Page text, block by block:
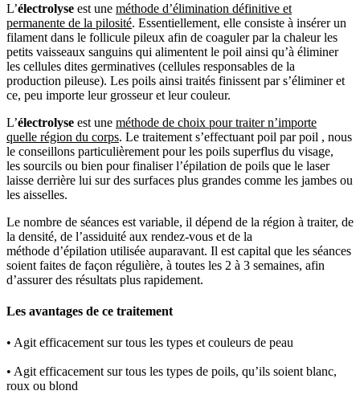
L’électrolyse est une méthode d’élimination définitive et
permanente de la pilosité. Essentiellement, elle consiste à insérer un
filament dans le follicule pileux afin de coaguler par la chaleur les
petits vaisseaux sanguins qui alimentent le poil ainsi qu’à éliminer
les cellules dites germinatives (cellules responsables de la
production pileuse). Les poils ainsi traités finissent par s’éliminer et
ce, peu importe leur grosseur et leur couleur.
L’électrolyse est une méthode de choix pour traiter n’importe
quelle région du corps. Le traitement s’effectuant poil par poil , nous
le conseillons particulièrement pour les poils superflus du visage,
les sourcils ou bien pour finaliser l’épilation de poils que le laser
laisse derrière lui sur des surfaces plus grandes comme les jambes ou
les aisselles.
Le nombre de séances est variable, il dépend de la région à traiter, de
la densité, de l’assiduité aux rendez-vous et de la
méthode d’épilation utilisée auparavant. Il est capital que les séances
soient faites de façon régulière, à toutes les 2 à 3 semaines, afin
d’assurer des résultats plus rapidement.
Les avantages de ce traitement
• Agit efficacement sur tous les types et couleurs de peau
• Agit efficacement sur tous les types de poils, qu’ils soient blanc,
roux ou blond